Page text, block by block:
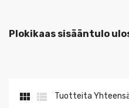
Plokikaas sisääntulo
 
Tuotteita